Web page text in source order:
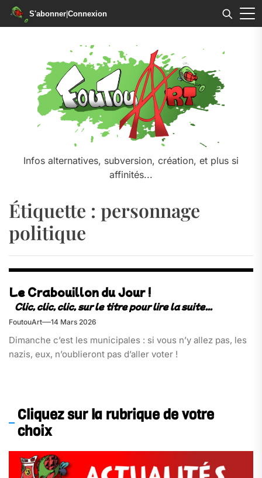
S'abonner|Connexion
Infos alternatives, subversion, création, et plus si
affinités...
Étiquette : personnage
politique
Le Crabouillon du Jour !
FoutouArt 14 Mars 2026
Dimanche c’est les municipales : si vous n’y allez pas, les
nazis, eux, n’oublieront pas d’aller voter !
Cliquez sur la rubrique de votre
choix